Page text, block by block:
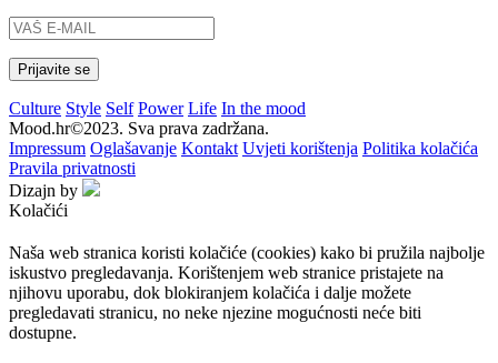
Culture Style Self Power Life In the mood
Mood.hr©2023. Sva prava zadržana.
Impressum Oglašavanje Kontakt Uvjeti korištenja Politika kolačića
Pravila privatnosti
Dizajn by
Kolačići
Naša web stranica koristi kolačiće (cookies) kako bi pružila najbolje
iskustvo pregledavanja. Korištenjem web stranice pristajete na
njihovu uporabu, dok blokiranjem kolačića i dalje možete
pregledavati stranicu, no neke njezine mogućnosti neće biti
dostupne.